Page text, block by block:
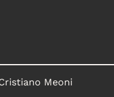
Meoni